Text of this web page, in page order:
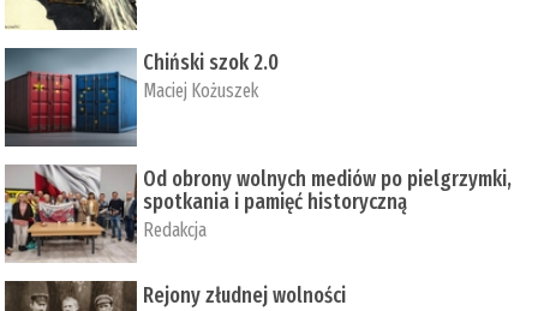
Chiński szok 2.0
Maciej Kożuszek
Od obrony wolnych mediów po pielgrzymki,
spotkania i pamięć historyczną
Redakcja
Rejony złudnej wolności